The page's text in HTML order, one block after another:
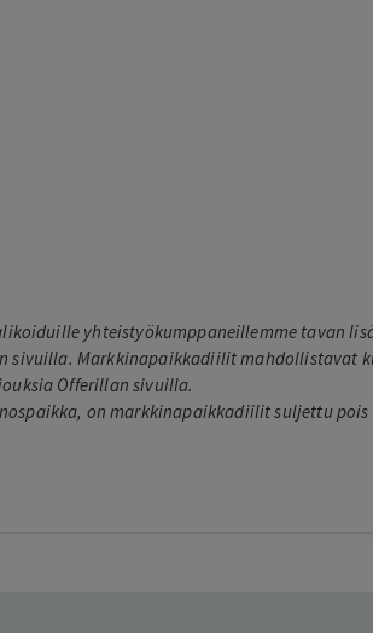
yhteistyökumppaneillemme tavan
sivuilla. Markkinapaikkadiilit mahdollistavat
Offerillan sivuilla.
on markkinapaikkadiilit suljettu